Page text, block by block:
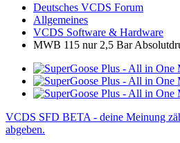
Deutsches VCDS Forum
Allgemeines
VCDS Software & Hardware
MWB 115 nur 2,5 Bar
VCDS SFD BETA - deine Meinung
abgeben.